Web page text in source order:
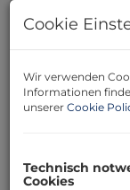
Weitere
Cookie
Wir verwenden
Informationen
unserer Cookie
Technisch
Cookies